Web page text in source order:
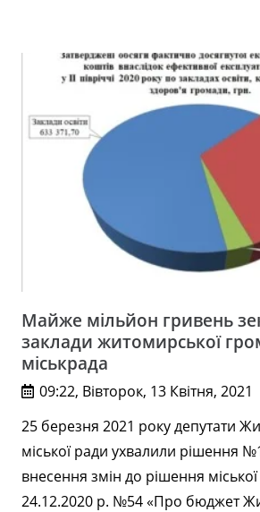
Майже мільйон гривень
заклади житомирської
міськрада
09:22, Вівторок, 13 Квітня, 2021
25 березня 2021 року депутати
міської ради ухвалили рішення
внесення змін до рішення
24.12.2020 р. №54 «Про бюджет